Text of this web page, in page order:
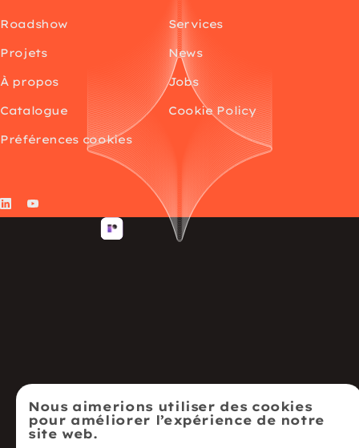
Roadshow
Services
Projets
News
À propos
Jobs
Catalogue
Cookie Policy
Préférences cookies
LinkedIn
Nous aimerions utiliser des cookies
pour améliorer l’expérience de notre
site web.